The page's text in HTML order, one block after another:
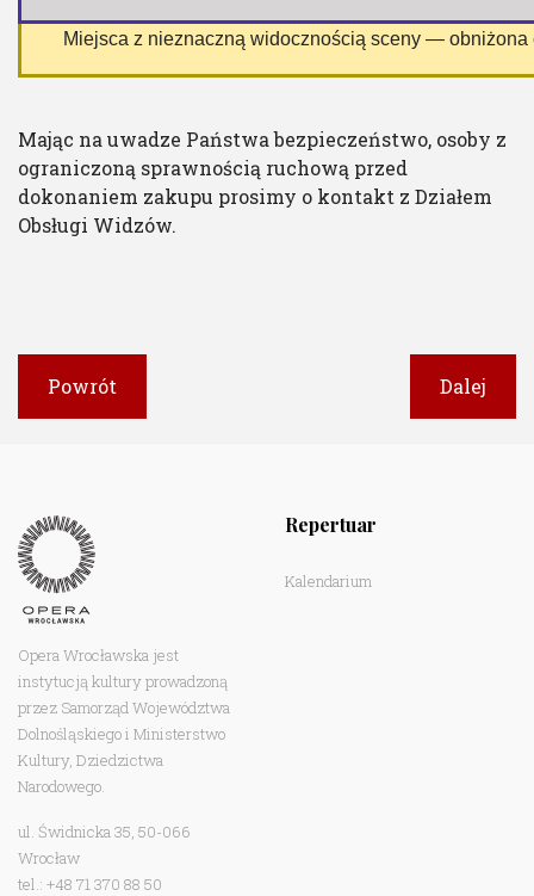
Miejsca z nieznaczną widocznością sceny — obniżona
Mając na uwadze Państwa bezpieczeństwo, osoby z
ograniczoną sprawnością ruchową przed
dokonaniem zakupu prosimy o kontakt z Działem
Obsługi Widzów.
Powrót Dalej
Opera Wrocławska jest
instytucją kultury prowadzoną
przez Samorząd Województwa
Dolnośląskiego i Ministerstwo
Kultury, Dziedzictwa
Narodowego.
ul. Świdnicka 35, 50-066
Wrocław
tel.: +48 71 370 88 50
Repertuar
Kalendarium